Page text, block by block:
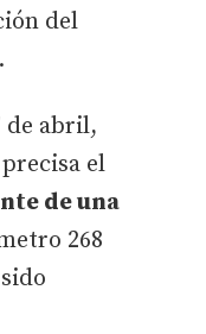
del
de abril,
el
de una
268